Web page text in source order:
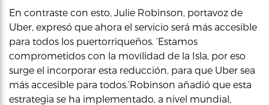
En contraste con esto, Julie Robinson, portavoz de
Uber, expresó que ahora el servicio será más accesible
para todos los puertorriqueños. ‘Estamos
comprometidos con la movilidad de la Isla, por eso
surge el incorporar esta reducción, para que Uber sea
más accesible para todos.’Robinson añadió que esta
estrategia se ha implementado, a nivel mundial,